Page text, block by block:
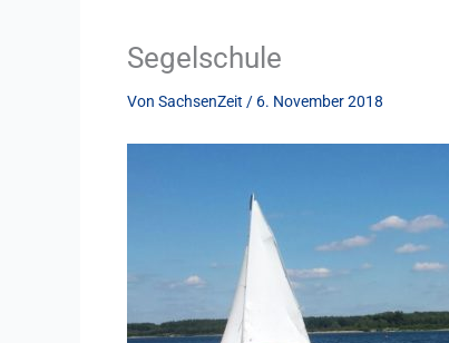
Segelschule
Von SachsenZeit / 6. November 2018